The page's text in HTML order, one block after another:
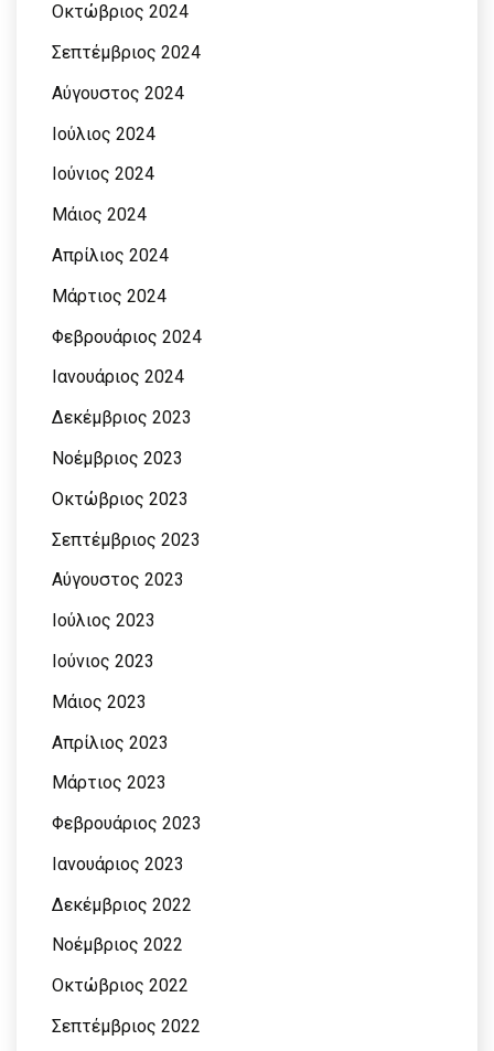
Οκτώβριος 2024
Σεπτέμβριος 2024
Αύγουστος 2024
Ιούλιος 2024
Ιούνιος 2024
Μάιος 2024
Απρίλιος 2024
Μάρτιος 2024
Φεβρουάριος 2024
Ιανουάριος 2024
Δεκέμβριος 2023
Νοέμβριος 2023
Οκτώβριος 2023
Σεπτέμβριος 2023
Αύγουστος 2023
Ιούλιος 2023
Ιούνιος 2023
Μάιος 2023
Απρίλιος 2023
Μάρτιος 2023
Φεβρουάριος 2023
Ιανουάριος 2023
Δεκέμβριος 2022
Νοέμβριος 2022
Οκτώβριος 2022
Σεπτέμβριος 2022